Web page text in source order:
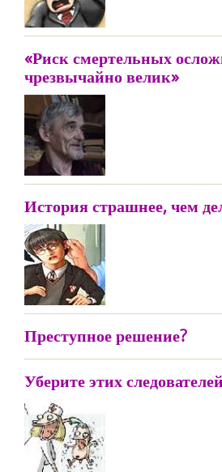
«Риск смертельных
чрезвычайно велик»
История страшнее, чем
Преступное решение?
Уберите этих